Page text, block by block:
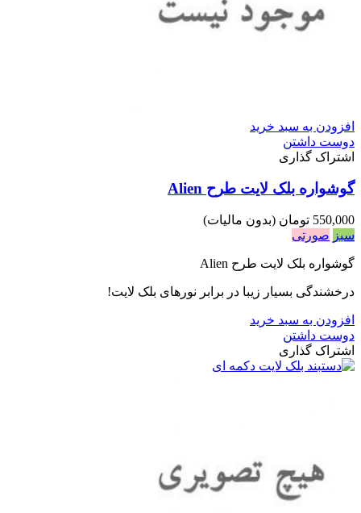
افزودن به سبد خرید
دوست داشتن
اشتراک گذاری
گوشواره بلک لایت طرح Alien
550,000 تومان
(بدون مالیات)
سبز صورتی
گوشواره بلک لایت طرح Alien
درخشندگی بسیار زیبا در برابر نورهای بلک لایت!
افزودن به سبد خرید
دوست داشتن
اشتراک گذاری